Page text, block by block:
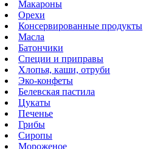
Макароны
Орехи
Консервированные продукты
Масла
Батончики
Специи и приправы
Хлопья, каши, отруби
Эко-конфеты
Белевская пастила
Цукаты
Печенье
Грибы
Сиропы
Мороженое